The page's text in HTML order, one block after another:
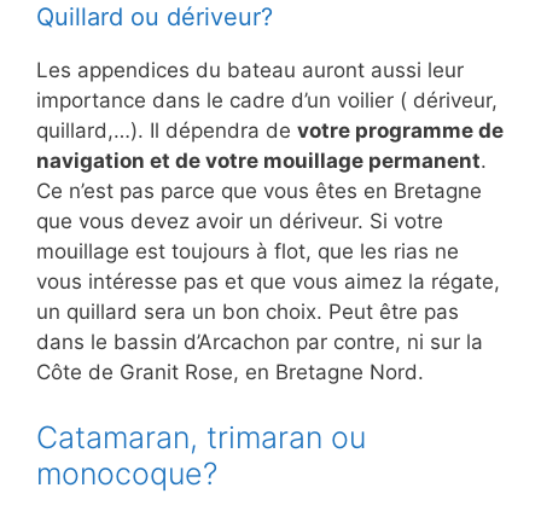
Quillard ou dériveur?
Les appendices du bateau auront aussi leur
importance dans le cadre d’un voilier ( dériveur,
quillard,…). Il dépendra de votre programme de
navigation et de votre mouillage permanent.
Ce n’est pas parce que vous êtes en Bretagne
que vous devez avoir un dériveur. Si votre
mouillage est toujours à flot, que les rias ne
vous intéresse pas et que vous aimez la régate,
un quillard sera un bon choix. Peut être pas
dans le bassin d’Arcachon par contre, ni sur la
Côte de Granit Rose, en Bretagne Nord.
Catamaran, trimaran ou
monocoque?